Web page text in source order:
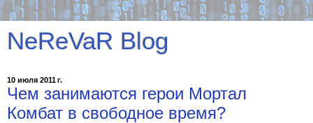
NeReVaR Blog
10 июля 2011 г.
Чем занимаются герои Мортал
Комбат в свободное время?